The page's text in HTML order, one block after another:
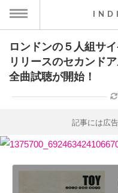
MENU
ス一覧
ト情報
アーティスト
ロンドンの５人組サ
リリースのセカンド
全曲試聴が開始！
記事には広